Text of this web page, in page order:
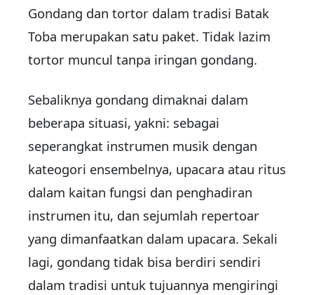
Gondang dan tortor dalam tradisi Batak
Toba merupakan satu paket. Tidak lazim
tortor muncul tanpa iringan gondang.
Sebaliknya gondang dimaknai dalam
beberapa situasi, yakni: sebagai
seperangkat instrumen musik dengan
kateogori ensembelnya, upacara atau ritus
dalam kaitan fungsi dan penghadiran
instrumen itu, dan sejumlah repertoar
yang dimanfaatkan dalam upacara. Sekali
lagi, gondang tidak bisa berdiri sendiri
dalam tradisi untuk tujuannya mengiringi